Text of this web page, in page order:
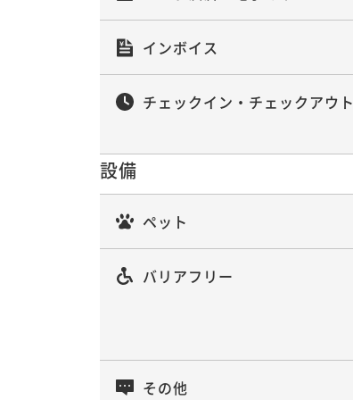
インボイス
チェックイン・チェックアウト
設備
ペット
バリアフリー
その他